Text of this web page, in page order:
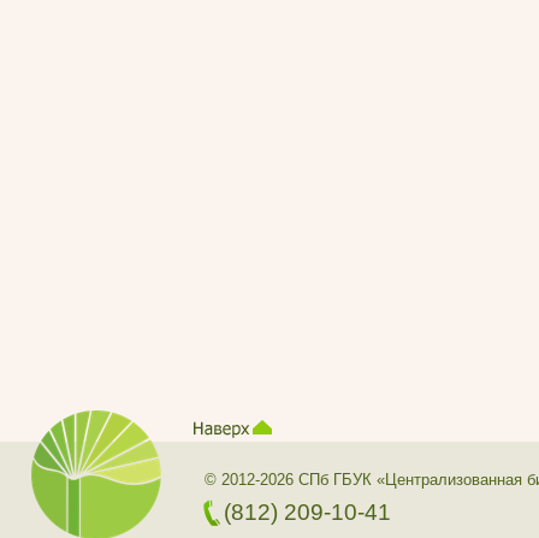
© 2012-2026 СПб ГБУК «Централизованная
(812) 209-10-41